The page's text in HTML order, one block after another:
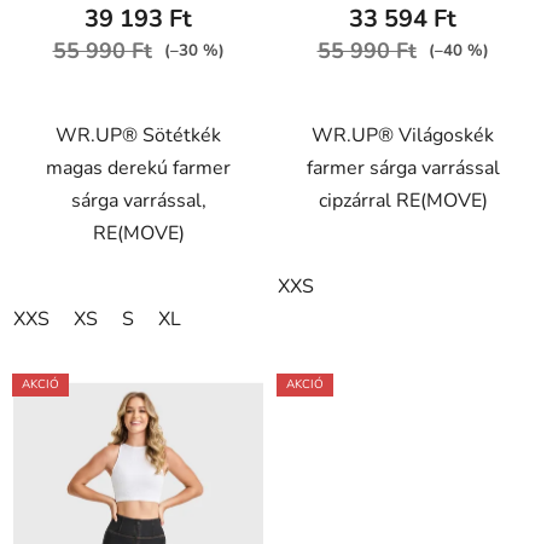
39 193 Ft
55 990 Ft (–30 %)
WR.UP® Sötétkék
magas derekú farmer
sárga varrással,
RE(MOVE)
XXS XS S XL
33 594 Ft
55 990 Ft (–40 %)
WR.UP® Világoskék
farmer sárga varrással
cipzárral RE(MOVE)
XXS
AKCIÓ AKCIÓ